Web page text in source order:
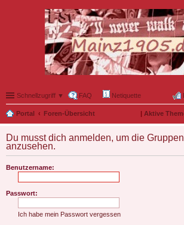
Schnellzugriff ▼ FAQ Netiquette
Portal Foren-Übersicht | Aktive
Du musst dich anmelden, um die
anzusehen.
Benutzername:
Passwort:
Ich habe mein Passwort vergessen